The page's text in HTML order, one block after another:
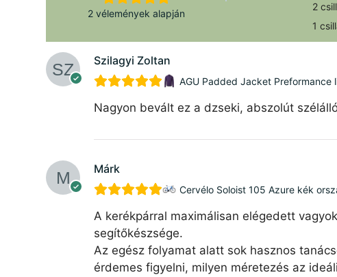
2 vélemények alapján
2
1
Szilagyi Zoltan
AGU Padded Jacket
Nagyon bevált ez a dzseki, abszolút
Márk
Cervélo Soloist 105 Azure kék
A kerékpárral maximálisan elégedett
segítőkészsége.
Az egész folyamat alatt sok hasznos
érdemes figyelni, milyen méretezés az